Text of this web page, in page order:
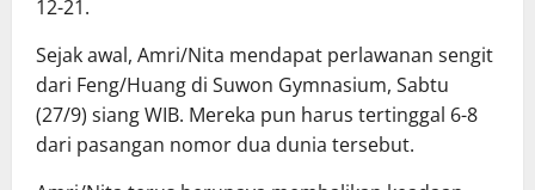
12-21.
Sejak awal, Amri/Nita mendapat perlawanan sengit
dari Feng/Huang di Suwon Gymnasium, Sabtu
(27/9) siang WIB. Mereka pun harus tertinggal 6-8
dari pasangan nomor dua dunia tersebut.